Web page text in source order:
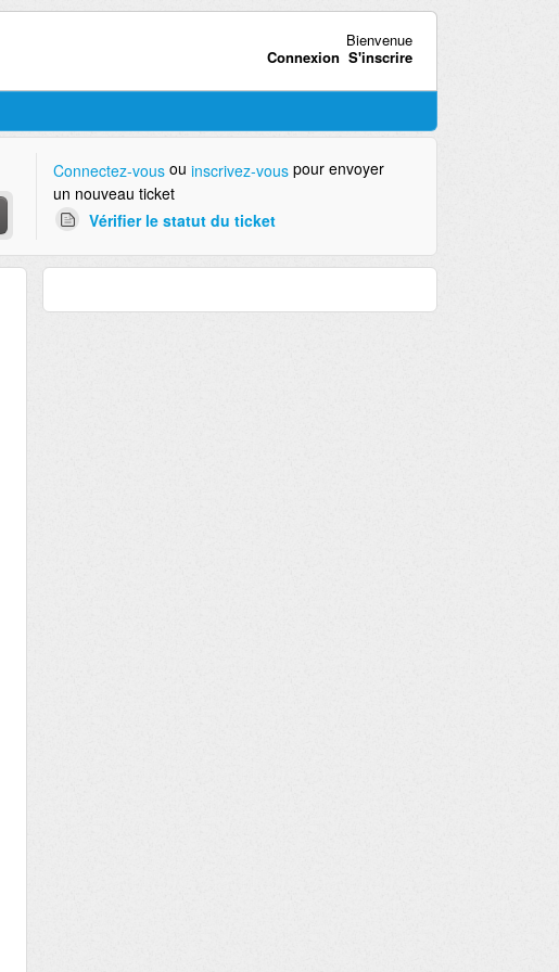
Bienvenue
Connexion S'inscrire
Connectez-vous ou inscrivez-vous pour envoyer
un nouveau ticket
Vérifier le statut du ticket